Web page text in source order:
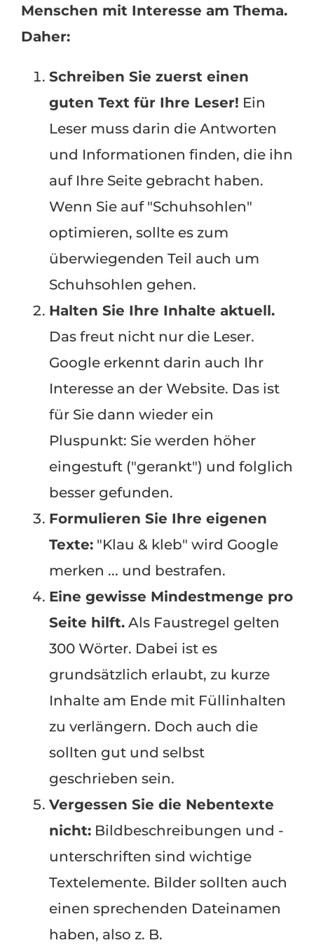
Menschen mit Interesse am Thema.
Daher:
Schreiben Sie zuerst einen
guten Text für Ihre Leser! Ein
Leser muss darin die Antworten
und Informationen finden, die ihn
auf Ihre Seite gebracht haben.
Wenn Sie auf "Schuhsohlen"
optimieren, sollte es zum
überwiegenden Teil auch um
Schuhsohlen gehen.
Halten Sie Ihre Inhalte aktuell.
Das freut nicht nur die Leser.
Google erkennt darin auch Ihr
Interesse an der Website. Das ist
für Sie dann wieder ein
Pluspunkt: Sie werden höher
eingestuft ("gerankt") und folglich
besser gefunden.
Formulieren Sie Ihre eigenen
Texte: "Klau & kleb" wird Google
merken ... und bestrafen.
Eine gewisse Mindestmenge pro
Seite hilft. Als Faustregel gelten
300 Wörter. Dabei ist es
grundsätzlich erlaubt, zu kurze
Inhalte am Ende mit Füllinhalten
zu verlängern. Doch auch die
sollten gut und selbst
geschrieben sein.
Vergessen Sie die Nebentexte
nicht: Bildbeschreibungen und -
unterschriften sind wichtige
Textelemente. Bilder sollten auch
einen sprechenden Dateinamen
haben, also z. B.